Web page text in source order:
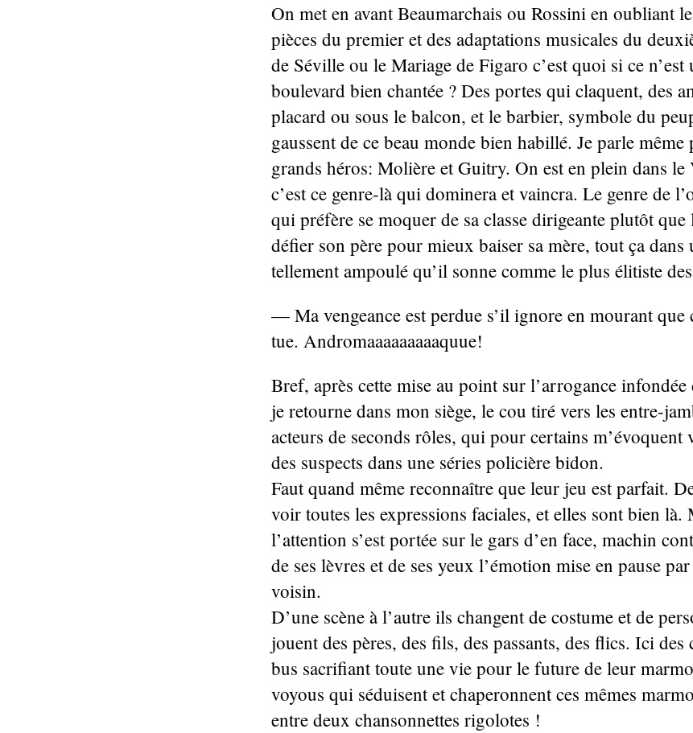
On met en avant Beaumarchais ou Rossini en oubliant
pièces du premier et des adaptations musicales du
de Séville ou le Mariage de Figaro c’est quoi si ce n’est
boulevard bien chantée ? Des portes qui claquent, des
placard ou sous le balcon, et le barbier, symbole du
gaussent de ce beau monde bien habillé. Je parle même
grands héros: Molière et Guitry. On est en plein dans le
c’est ce genre-là qui dominera et vaincra. Le genre de
qui préfère se moquer de sa classe dirigeante plutôt que
défier son père pour mieux baiser sa mère, tout ça dans
tellement ampoulé qu’il sonne comme le plus élitiste
— Ma vengeance est perdue s’il ignore en mourant que
tue. Andromaaaaaaaaaquue!
Bref, après cette mise au point sur l’arrogance infondée
je retourne dans mon siège, le cou tiré vers les entre-
acteurs de seconds rôles, qui pour certains m’évoquent
des suspects dans une séries policière bidon.
Faut quand même reconnaître que leur jeu est parfait.
voir toutes les expressions faciales, et elles sont bien là.
l’attention s’est portée sur le gars d’en face, machin
de ses lèvres et de ses yeux l’émotion mise en pause
voisin.
D’une scène à l’autre ils changent de costume et de
jouent des pères, des fils, des passants, des flics. Ici des
bus sacrifiant toute une vie pour le future de leur
voyous qui séduisent et chaperonnent ces mêmes
entre deux chansonnettes rigolotes !